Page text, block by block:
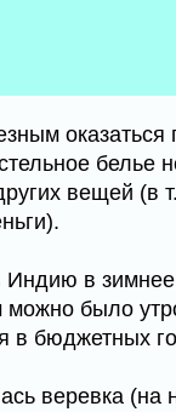
оказаться
белье
вещей (в
в
можно было
в бюджетных
веревка (на